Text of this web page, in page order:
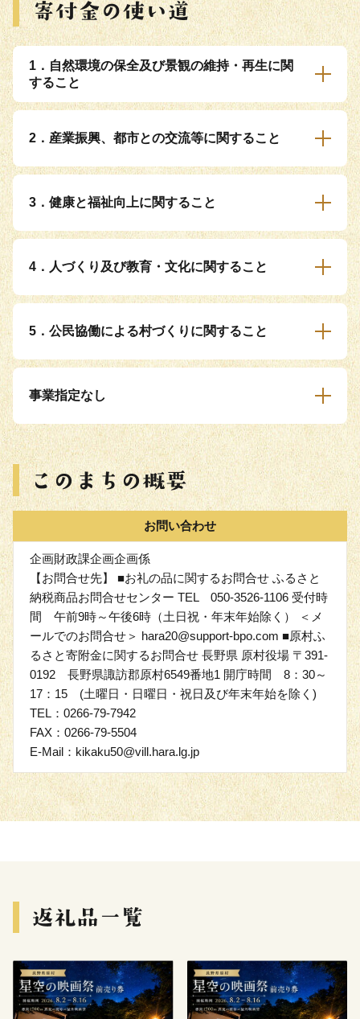
1．自然環境の保全及び景観の維持・再生に関
すること
2．産業振興、都市との交流等に関すること
3．健康と福祉向上に関すること
4．人づくり及び教育・文化に関すること
5．公民協働による村づくりに関すること
事業指定なし
お問い合わせ
企画財政課企画企画係
【お問合せ先】 ■お礼の品に関するお問合せ ふるさと
納税商品お問合せセンター TEL 050-3526-1106 受付時
間 午前9時～午後6時（土日祝・年末年始除く） ＜メ
ールでのお問合せ＞ hara20@support-bpo.com ■原村ふ
るさと寄附金に関するお問合せ 長野県 原村役場 〒391-
0192 長野県諏訪郡原村6549番地1 開庁時間 8：30～
17：15 (土曜日・日曜日・祝日及び年末年始を除く)
TEL：0266-79-7942
FAX：0266-79-5504
E-Mail：kikaku50@vill.hara.lg.jp